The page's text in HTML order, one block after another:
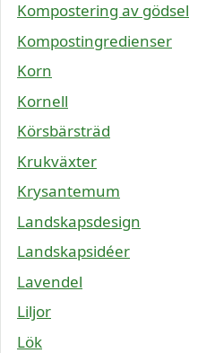
Kompostering av gödsel
Kompostingredienser
Korn
Kornell
Körsbärsträd
Krukväxter
Krysantemum
Landskapsdesign
Landskapsidéer
Lavendel
Liljor
Lök